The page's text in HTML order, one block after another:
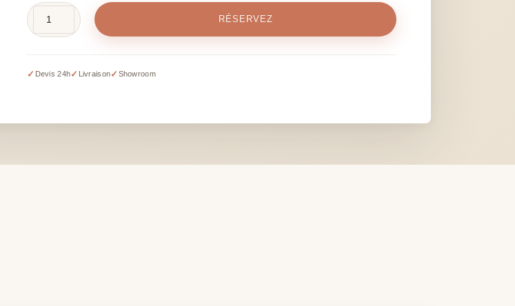
noire
+/-
RÉSERVEZ
✓ Devis 24h✓ Livraison✓ Showroom